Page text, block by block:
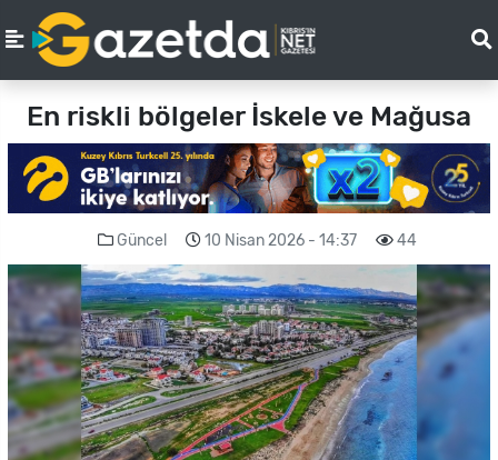
En riskli bölgeler İskele ve Mağusa
Güncel 10 Nisan 2026 - 14:37 44